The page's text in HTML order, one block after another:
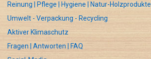
Reinung | Pflege | Hygiene | Natur-Holzprodukte
Umwelt - Verpackung - Recycling
Aktiver Klimaschutz
Fragen | Antworten | FAQ